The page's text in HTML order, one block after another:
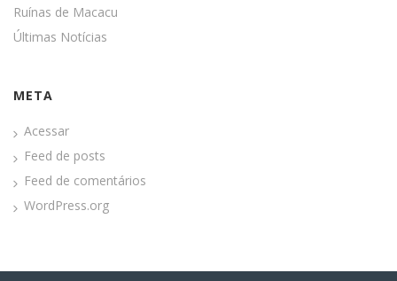
Ruínas de Macacu
Últimas Notícias
META
Acessar
Feed de posts
Feed de comentários
WordPress.org